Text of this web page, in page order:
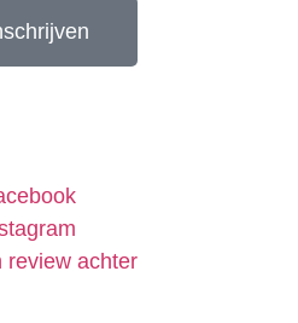
review achter